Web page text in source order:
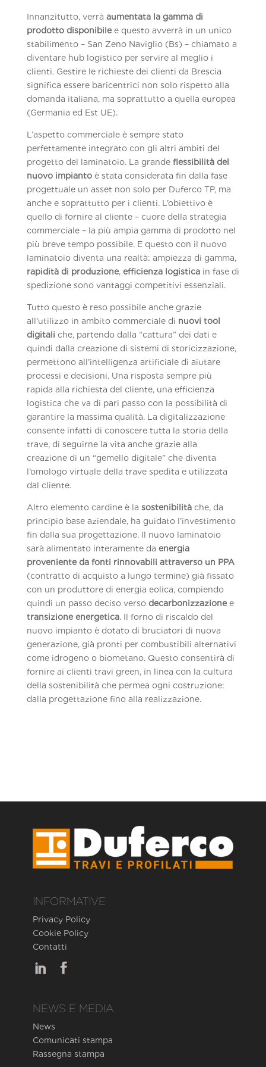
Innanzitutto, verrà aumentata la gamma di
prodotto disponibilee questo avverrà in un unico
stabilimento – San Zeno Naviglio (Bs) – chiamato a
diventare hub logistico per servire al meglio i
clienti. Gestire le richieste dei clienti da Brescia
significa essere baricentrici non solo rispetto alla
domanda italiana, ma soprattutto a quella europea
(Germania ed Est UE).
L’aspetto commerciale è sempre stato
perfettamente integrato con gli altri ambiti del
progetto del laminatoio. La grande flessibilità del
nuovo impiantoè stata considerata fin dalla fase
progettuale un asset non solo per Duferco TP, ma
anche e soprattutto per i clienti. L’obiettivo è
quello di fornire al cliente – cuore della strategia
commerciale – la più ampia gamma di prodotto nel
più breve tempo possibile. E questo con il nuovo
laminatoio diventa una realtà: ampiezza di gamma,
rapidità di produzione, efficienza logisticain fase di
spedizione sono vantaggi competitivi essenziali.
Tutto questo è reso possibile anche grazie
all’utilizzo in ambito commerciale di nuovi tool
digitali che, partendo dalla “cattura” dei dati e
quindi dalla creazione di sistemi di storicizzazione,
permettono all’intelligenza artificiale di aiutare
processi e decisioni. Una risposta sempre più
rapida alla richiesta del cliente, una efficienza
logistica che va di pari passo con la possibilità di
garantire la massima qualità. La digitalizzazione
consente infatti di conoscere tutta la storia della
trave, di seguirne la vita anche grazie alla
creazione di un “gemello digitale” che diventa
l’omologo virtuale della trave spedita e utilizzata
dal cliente.
Altro elemento cardine è la sostenibilitàche, da
principio base aziendale, ha guidato l’investimento
fin dalla sua progettazione. Il nuovo laminatoio
sarà alimentato interamente da energia
proveniente da fonti rinnovabili attraverso un PPA
(contratto di acquisto a lungo termine) già fissato
con un produttore di energia eolica, compiendo
quindi un passo deciso verso decarbonizzazionee
transizione energetica. Il forno di riscaldo del
nuovo impianto è dotato di bruciatori di nuova
generazione, già pronti per combustibili alternativi
come idrogeno o biometano. Questo consentirà di
fornire ai clienti travi green, in linea con la cultura
della sostenibilità che permea ogni costruzione:
dalla progettazione fino alla realizzazione.
INFORMATIVE
Privacy Policy
Cookie Policy
Contatti
NEWS E MEDIA
News
Comunicati stampa
Rassegna stampa